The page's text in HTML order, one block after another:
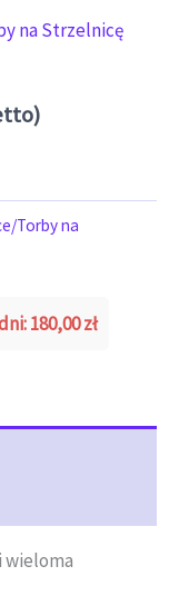
na Strzelnicę
Torby na
180,00zł
wieloma